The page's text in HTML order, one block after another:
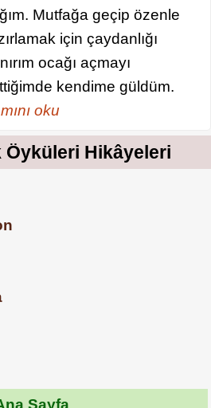
Mutfağa geçip özenle
için çaydanlığı
ocağı açmayı
kendime güldüm.
oku
Öyküleri Hikâyeleri
Sayfa